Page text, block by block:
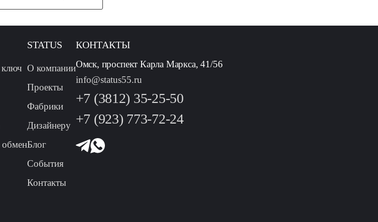
ключ
обмен
STATUS
О компании
Проекты
Фабрики
Дизайнеру
Блог
События
Контакты
КОНТАКТЫ
Омск, проспект Карла Маркса, 41/56
info@status55.ru
+7 (3812) 35-25-50
+7 (923) 773-72-24